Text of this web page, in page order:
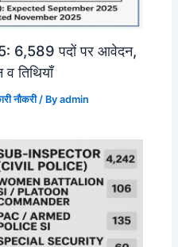
6,589 पदों पर आवेदन,
तिथियाँ
नौकरी/ Byadmin